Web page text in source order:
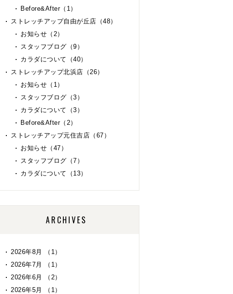
Before&After（1）
ストレッチアップ自由が丘店（48）
お知らせ（2）
スタッフブログ（9）
カラダについて（40）
ストレッチアップ北浜店（26）
お知らせ（1）
スタッフブログ（3）
カラダについて（3）
Before&After（2）
ストレッチアップ元住吉店（67）
お知らせ（47）
スタッフブログ（7）
カラダについて（13）
ARCHIVES
2026年8月 （1）
2026年7月 （1）
2026年6月 （2）
2026年5月 （1）